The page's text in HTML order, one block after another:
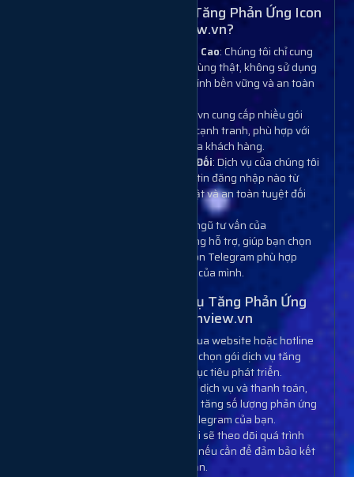
Vì Sao Nên Chọn Dịch Vụ Tăng Phản Ứng Icon
Telegram Của Muabanview.vn?
Phản Ứng Thật, Chất Lượng Cao: Chúng tôi chỉ cung
cấp phản ứng icon từ người dùng thật, không sử dụng
phản ứng ảo, giúp đảm bảo tính bền vững và an toàn
: Muabanview.vn cung cấp nhiều gói
dịch vụ linh hoạt với mức giá cạnh tranh, phù hợp với
mọi nhu cầu và ngân sách của khách hàng.
An Toàn Và Bảo Mật Tuyệt Đối: Dịch vụ của chúng tôi
không yêu cầu bất kỳ thông tin đăng nhập nào từ
khách hàng, đảm bảo bảo mật và an toàn tuyệt đối
: Đội ngũ tư vấn của
Muabanview.vn luôn sẵn sàng hỗ trợ, giúp bạn chọn
gói dịch vụ tăng phản ứng icon Telegram phù hợp
nhất với nhu cầu và mục tiêu của mình.
Quy Trình Sử Dụng Dịch Vụ Tăng Phản Ứng
Icon Telegram Tại Muabanview.vn
: Khách hàng liên hệ qua website hoặc hotline
để được tư vấn chi tiết và lựa chọn gói dịch vụ tăng
phản ứng icon phù hợp với mục tiêu phát triển.
: Sau khi xác nhận gói dịch vụ và thanh toán,
Muabanview.vn sẽ tiến hành tăng số lượng phản ứng
icon cho các bài đăng trên Telegram của bạn.
: Đội ngũ của chúng tôi sẽ theo dõi quá trình
tăng phản ứng và điều chỉnh nếu cần để đảm bảo kết
quả tốt nhất cho kênh của bạn.